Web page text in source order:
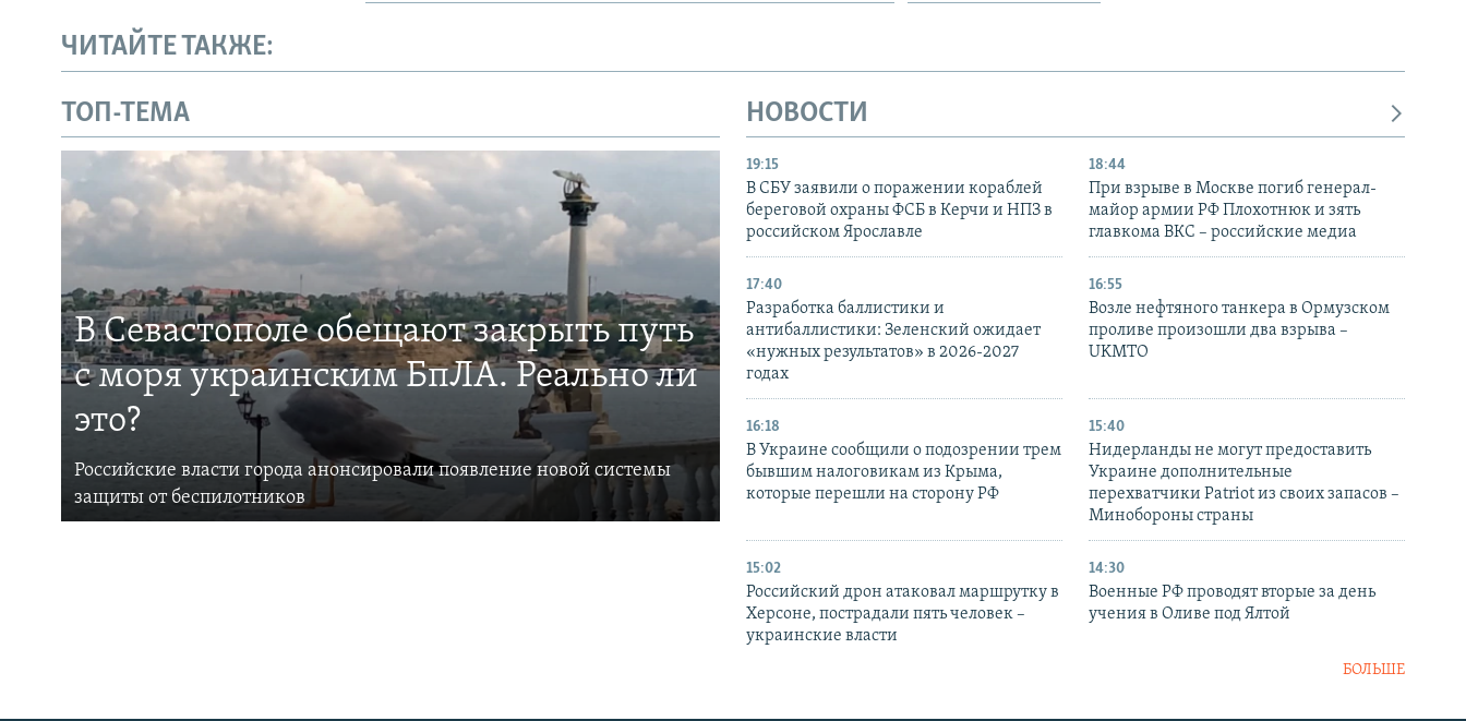
ЧИТАЙТЕ ТАКЖЕ:
ТОП-ТЕМА
В Севастополе обещают закрыть путь
с моря украинским БпЛА. Реально ли
это?
Российские власти города анонсировали появление новой системы
защиты от беспилотников
НОВОСТИ
19:15
В СБУ заявили о поражении кораблей
береговой охраны ФСБ в Керчи и НПЗ в
российском Ярославле
18:44
При взрыве в Москве погиб генерал-
майор армии РФ Плохотнюк и зять
главкома ВКС – российские медиа
17:40
Разработка баллистики и
антибаллистики: Зеленский ожидает
«нужных результатов» в 2026-2027
годах
16:55
Возле нефтяного танкера в Ормузском
проливе произошли два взрыва –
UKMTO
16:18
В Украине сообщили о подозрении трем
бывшим налоговикам из Крыма,
которые перешли на сторону РФ
15:40
Нидерланды не могут предоставить
Украине дополнительные
перехватчики Patriot из своих запасов –
Минобороны страны
15:02
Российский дрон атаковал маршрутку в
Херсоне, пострадали пять человек –
украинские власти
14:30
Военные РФ проводят вторые за день
учения в Оливе под Ялтой
БОЛЬШЕ